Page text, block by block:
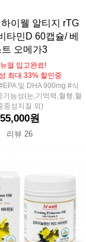
이웰 알티지 rTG
타민D 60캡슐/ 베
트 오메가3
얼 입고완료!
최대 33% 할인중
및 DHA 900mg #식
기능성(눈,기억력,혈행,혈
중성지질 외)
55,000원
리뷰 26